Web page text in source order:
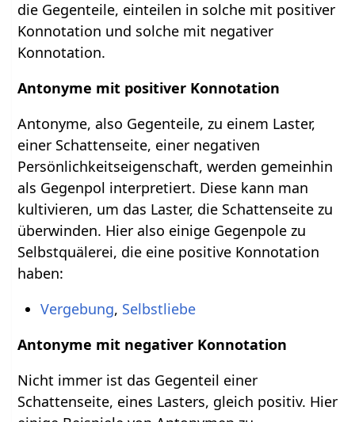
die Gegenteile, einteilen in solche mit positiver
Konnotation und solche mit negativer
Konnotation.
Antonyme mit positiver Konnotation
Antonyme, also Gegenteile, zu einem Laster,
einer Schattenseite, einer negativen
Persönlichkeitseigenschaft, werden gemeinhin
als Gegenpol interpretiert. Diese kann man
kultivieren, um das Laster, die Schattenseite zu
überwinden. Hier also einige Gegenpole zu
Selbstquälerei, die eine positive Konnotation
haben:
Vergebung, Selbstliebe
Antonyme mit negativer Konnotation
Nicht immer ist das Gegenteil einer
Schattenseite, eines Lasters, gleich positiv. Hier